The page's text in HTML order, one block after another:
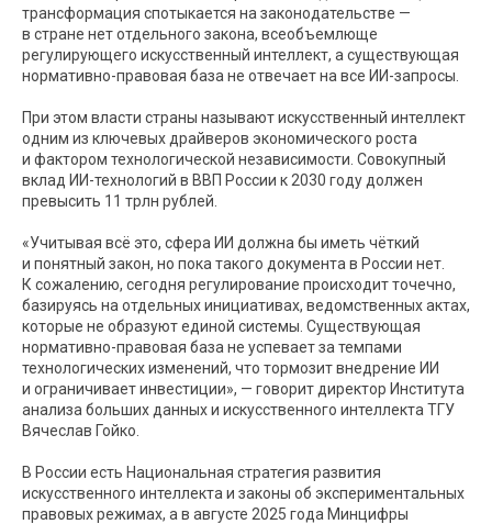
трансформация спотыкается на законодательстве —
в стране нет отдельного закона, всеобъемлюще
регулирующего искусственный интеллект, а существующая
нормативно-правовая база не отвечает на все ИИ-запросы.
При этом власти страны называют искусственный интеллект
одним из ключевых драйверов экономического роста
и фактором технологической независимости. Совокупный
вклад ИИ-технологий в ВВП России к 2030 году должен
превысить 11 трлн рублей.
«Учитывая всё это, сфера ИИ должна бы иметь чёткий
и понятный закон, но пока такого документа в России нет.
К сожалению, сегодня регулирование происходит точечно,
базируясь на отдельных инициативах, ведомственных актах,
которые не образуют единой системы. Существующая
нормативно-правовая база не успевает за темпами
технологических изменений, что тормозит внедрение ИИ
и ограничивает инвестиции», — говорит директор Института
анализа больших данных и искусственного интеллекта ТГУ
Вячеслав Гойко.
В России есть Национальная стратегия развития
искусственного интеллекта и законы об экспериментальных
правовых режимах, а в августе 2025 года Минцифры